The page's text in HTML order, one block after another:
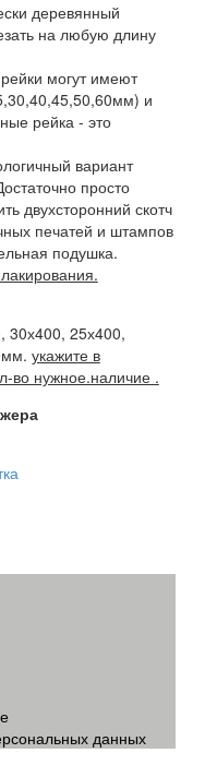
деревянный
на любую длину
могут имеют
и
рейка - это
вариант
просто
двухсторонний скотч
печатей и штампов
подушка.
30х400, 25х400,
укажите в
во нужное.наличие .
данных